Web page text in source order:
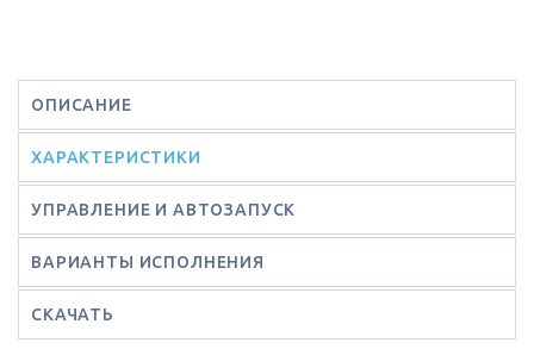
ОПИСАНИЕ
ХАРАКТЕРИСТИКИ
УПРАВЛЕНИЕ И АВТОЗАПУСК
ВАРИАНТЫ ИСПОЛНЕНИЯ
СКАЧАТЬ